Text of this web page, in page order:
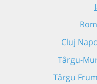
Cluj
Târgu-
Târgu